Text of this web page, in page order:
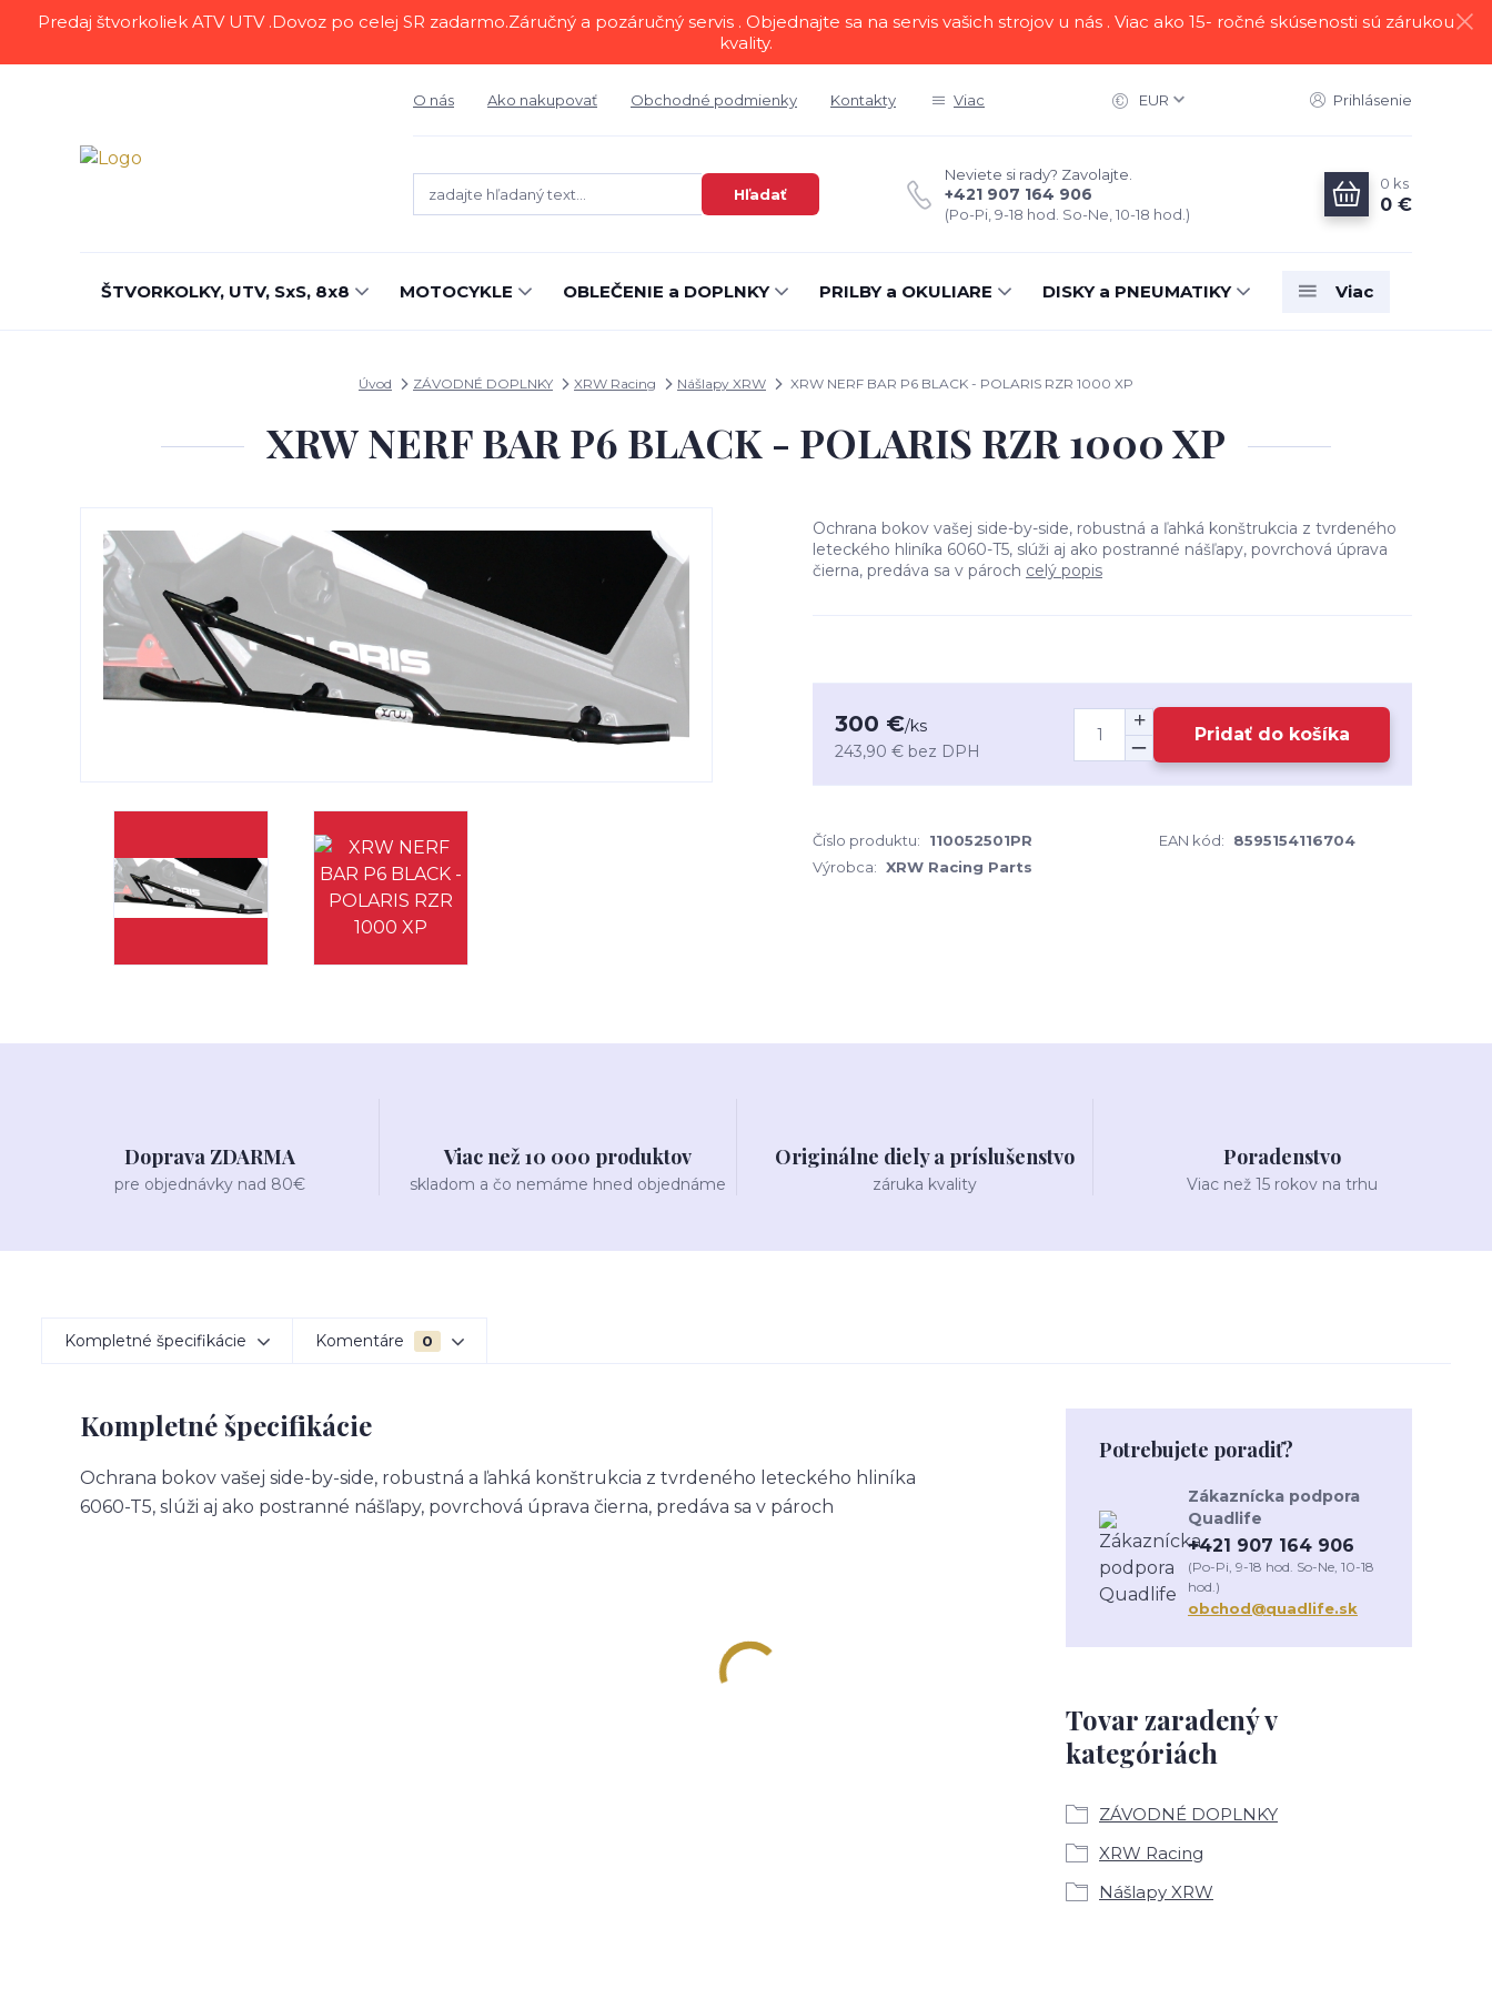
Predaj štvorkoliek ATV UTV .Dovoz po celej SR zadarmo.Záručný a pozáručný servis . Objednajte sa na servis vašich strojov u nás . Viac ako 15- ročné skúsenosti sú zárukou
kvality.
O nás Ako nakupovať Obchodné podmienky Kontakty Viac EUR Prihlásenie
Hľadať
Neviete si rady? Zavolajte.
+421 907 164 906
(Po-Pi, 9-18 hod. So-Ne, 10-18 hod.)
0 ks
0 €
ŠTVORKOLKY, UTV, SxS, 8x8 MOTOCYKLE OBLEČENIE a DOPLNKY PRILBY a OKULIARE DISKY a PNEUMATIKY Viac
Úvod ZÁVODNÉ DOPLNKY XRW Racing Nášlapy XRW XRW NERF BAR P6 BLACK - POLARIS RZR 1000 XP
XRW NERF BAR P6 BLACK - POLARIS RZR 1000 XP
Ochrana bokov vašej side-by-side, robustná a ľahká konštrukcia z tvrdeného
leteckého hliníka 6060-T5, slúži aj ako postranné nášľapy, povrchová úprava
čierna, predáva sa v pároch celý popis
300 €/ks
243,90 € bez DPH
Pridať do košíka
Číslo produktu: 110052501PR EAN kód:
8595154116704
Výrobca: XRW Racing Parts
Doprava ZDARMA
pre objednávky nad 80€
Viac než 10 000 produktov
skladom a čo nemáme hned objednáme
Originálne diely a príslušenstvo
záruka kvality
Poradenstvo
Viac než 15 rokov na trhu
Kompletné špecifikácie Komentáre 0
Kompletné špecifikácie
Ochrana bokov vašej side-by-side, robustná a ľahká konštrukcia z tvrdeného leteckého hliníka
6060-T5, slúži aj ako postranné nášľapy, povrchová úprava čierna, predáva sa v pároch
Tovar zaradený v
kategóriách
ZÁVODNÉ DOPLNKY
XRW Racing
Nášlapy XRW
Potrebujete poradiť?
Zákaznícka podpora
Quadlife
+421 907 164 906
(Po-Pi, 9-18 hod. So-Ne, 10-18
hod.)
obchod@quadlife.sk